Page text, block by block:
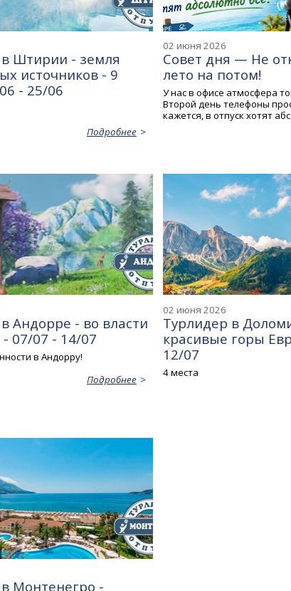
Штирии - земля
источников - 9
- 25/06
Подробнее
02 июня 2026
Совет дня — Не
лето на потом!
У нас в офисе атмосфера
Второй день телефоны
кажется, в отпуск хотят
Андорре - во власти
07/07 - 14/07
в Андорру!
Подробнее
02 июня 2026
Турлидер в
красивые горы
12/07
4 места
Монтенегро -